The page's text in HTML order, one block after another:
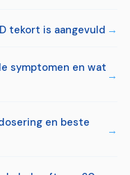
tekort is aangevuld
symptomen en wat
en beste